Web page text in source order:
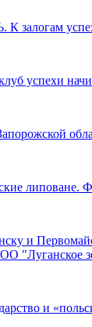
успехи
липоване.
и
"Луганское
и